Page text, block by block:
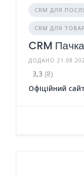
CRM ДЛЯ
CRM ДЛЯ
CRM Пачка
ДОДАНО
3,3 (8)
Офіційний